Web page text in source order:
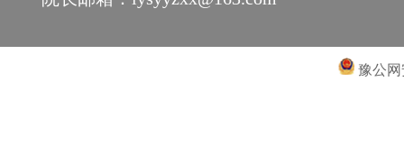
豫公网